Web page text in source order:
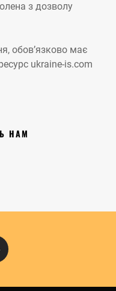
з дозволу
обов’язково має
ukraine-is.com
НАМ